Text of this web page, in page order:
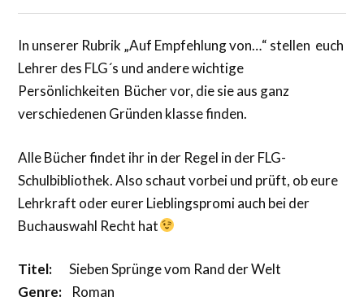
In unserer Rubrik „Auf Empfehlung von…“ stellen euch
Lehrer des FLG´s und andere wichtige
Persönlichkeiten Bücher vor, die sie aus ganz
verschiedenen Gründen klasse finden.
Alle Bücher findet ihr in der Regel in der FLG-
Schulbibliothek. Also schaut vorbei und prüft, ob eure
Lehrkraft oder eurer Lieblingspromi auch bei der
Buchauswahl Recht hat
Titel:
Sieben Sprünge vom Rand der Welt
Genre: Roman